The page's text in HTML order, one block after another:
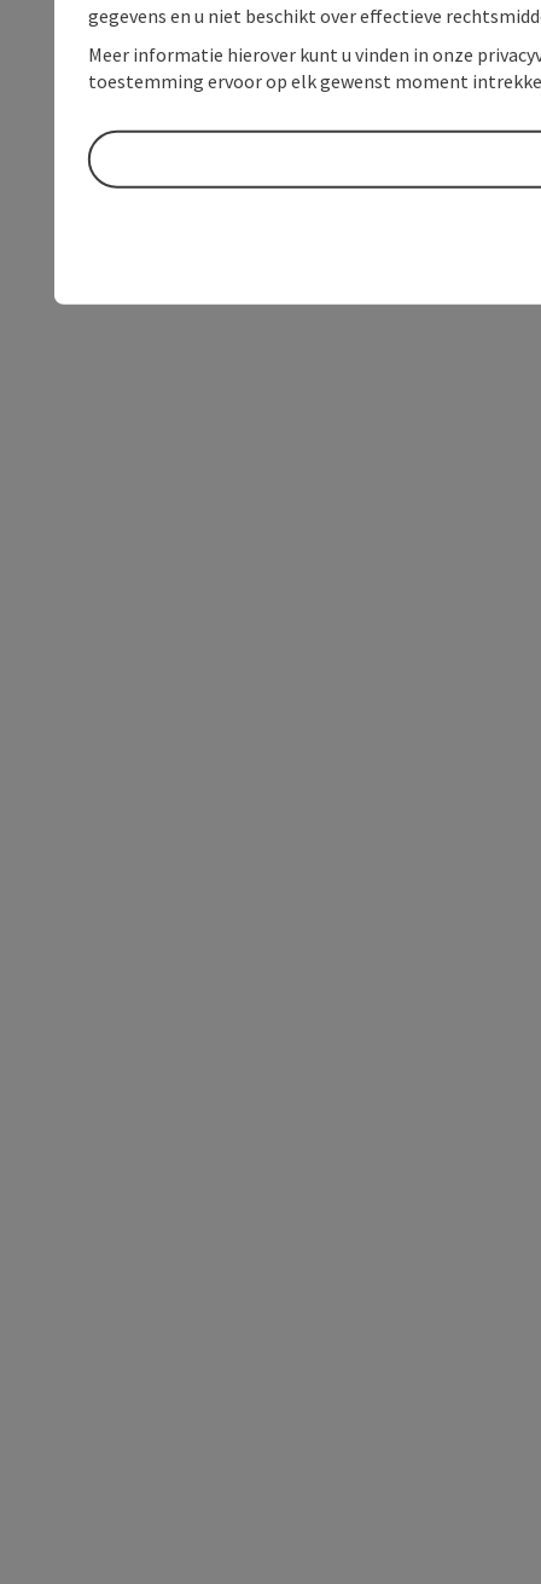
gegevens en u niet beschikt over effectieve
Meer informatie hierover kunt u vinden in onze
toestemming ervoor op elk gewenst moment